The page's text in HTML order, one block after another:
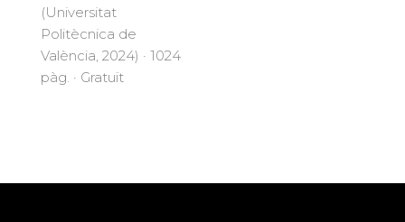
(Universitat
Politècnica de
València, 2024) · 1024
pàg. · Gratuït